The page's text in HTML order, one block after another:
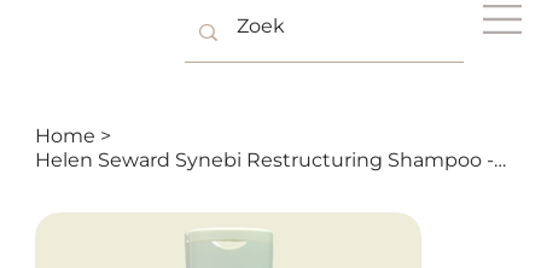
Home >
Helen Seward Synebi Restructuring Shampoo - Szampon